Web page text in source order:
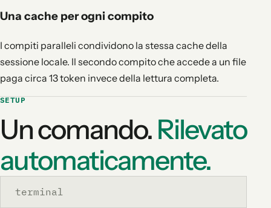
Una cache per ogni compito
I compiti paralleli condividono la stessa cache della
sessione locale. Il secondo compito che accede a un file
paga circa 13 token invece della lettura completa.
SETUP
Un comando. Rilevato
automaticamente.
terminal